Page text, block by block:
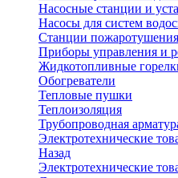
Насосные станции и
Насосы для систем
Станции пожаротушения
Приборы управления и
Жидкотопливные
Обогреватели
Тепловые пушки
Теплоизоляция
Трубопроводная
Электротехнические
Назад
Электротехнические